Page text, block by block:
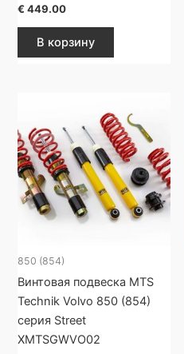
€ 449.00
В корзину
850 (854)
Винтовая подвеска MTS
Technik Volvo 850 (854)
серия Street
XMTSGWVO02